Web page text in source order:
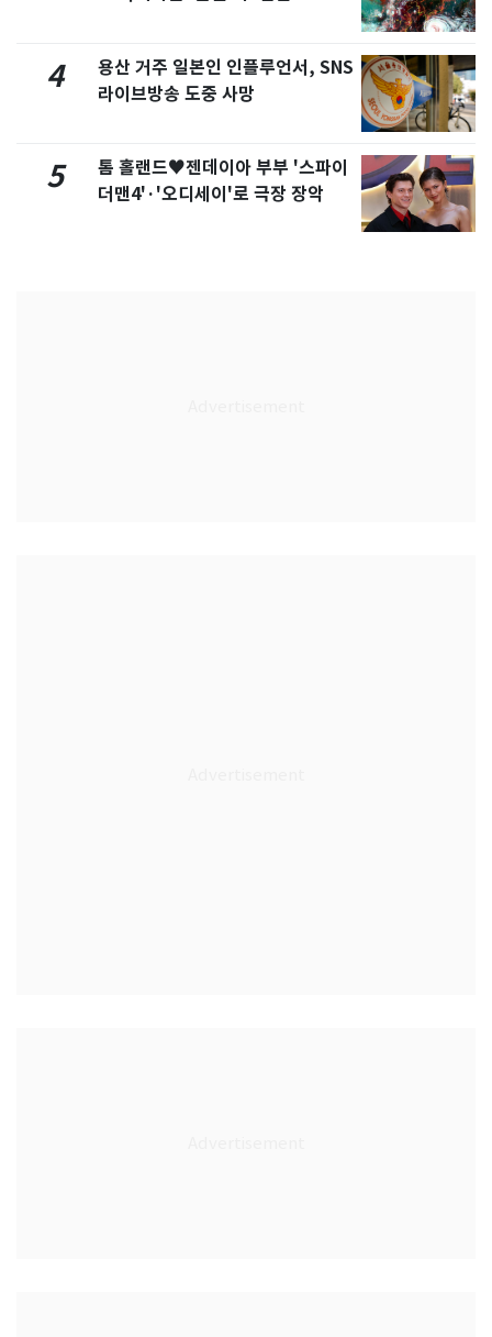
4
용산 거주 일본인 인플루언서, SNS
라이브방송 도중 사망
5
톰 홀랜드♥젠데이아 부부 '스파이
더맨4'·'오디세이'로 극장 장악